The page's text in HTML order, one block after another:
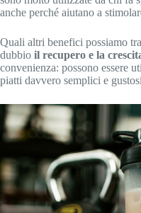
anche perché aiutano a
Quali altri benefici possiamo
dubbio il recupero e la
convenienza: possono essere
piatti davvero semplici e